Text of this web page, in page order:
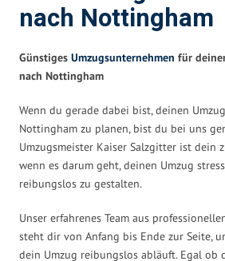
nach Nottingham
Günstiges Umzugsunternehmen für
nach Nottingham
Wenn du gerade dabei bist, deinen
Nottingham zu planen, bist du bei uns
Umzugsmeister Kaiser Salzgitter ist dein
wenn es darum geht, deinen Umzug
reibungslos zu gestalten.
Unser erfahrenes Team aus
steht dir von Anfang bis Ende zur Seite,
dein Umzug reibungslos abläuft. Egal ob